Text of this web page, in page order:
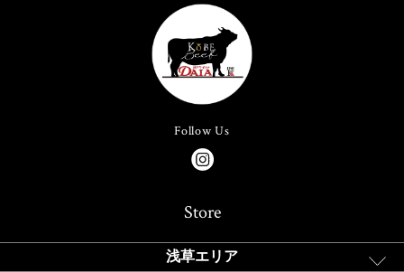
Follow Us
Store
浅草エリア